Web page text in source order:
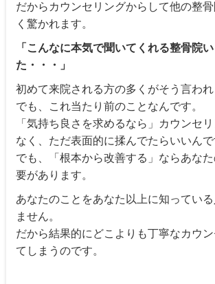
だからカウンセリングからして他の整
く驚かれます。
「こんなに本気で聞いてくれる整骨院
た・・・」
初めて来院される方の多くがそう言われ
でも、これ当たり前のことなんです。
「気持ち良さを求めるなら」カウンセ
なく、ただ表面的に揉んでたらいいんで
でも、「根本から改善する」ならあな
要があります。
あなたのことをあなた以上に知ってい
ません。
だから結果的にどこよりも丁寧なカウ
てしまうのです。